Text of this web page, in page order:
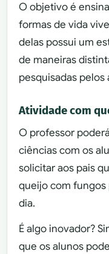
O objetivo é
formas de vida
delas possui um
de maneiras
pesquisadas pelos
Atividade com
O professor
ciências com os
solicitar aos pais
queijo com fungos
dia.
É algo inovador?
que os alunos